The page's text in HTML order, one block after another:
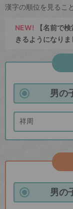
漢字の順位を見るこ
NEW! 【名前で
きるようになりま
男の
男の